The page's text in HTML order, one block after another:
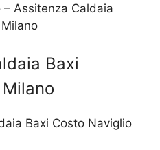
Assitenza Caldaia
Baxi
Baxi Costo Naviglio